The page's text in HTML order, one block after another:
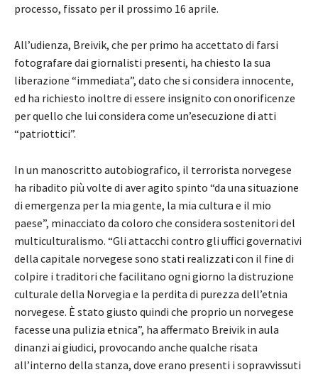
processo, fissato per il prossimo 16 aprile.
All’udienza, Breivik, che per primo ha accettato di farsi
fotografare dai giornalisti presenti, ha chiesto la sua
liberazione “immediata”, dato che si considera innocente,
ed ha richiesto inoltre di essere insignito con onorificenze
per quello che lui considera come un’esecuzione di atti
“patriottici”.
In un manoscritto autobiografico, il terrorista norvegese
ha ribadito più volte di aver agito spinto “da una situazione
di emergenza per la mia gente, la mia cultura e il mio
paese”, minacciato da coloro che considera sostenitori del
multiculturalismo. “Gli attacchi contro gli uffici governativi
della capitale norvegese sono stati realizzati con il fine di
colpire i traditori che facilitano ogni giorno la distruzione
culturale della Norvegia e la perdita di purezza dell’etnia
norvegese. È stato giusto quindi che proprio un norvegese
facesse una pulizia etnica”, ha affermato Breivik in aula
dinanzi ai giudici, provocando anche qualche risata
all’interno della stanza, dove erano presenti i sopravvissuti